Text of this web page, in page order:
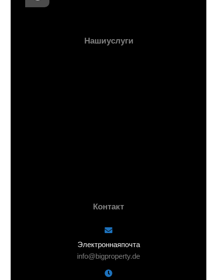
Наши услуги
Контакт
Электронная почта
info@bigproperty.de